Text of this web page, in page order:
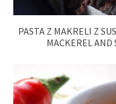
PASTA Z MAKRELI Z
MACKEREL